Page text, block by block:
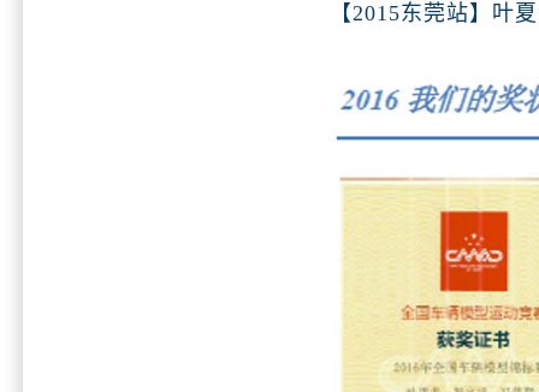
【2015东莞站】叶